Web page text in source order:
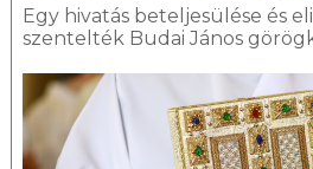
Egy hivatás beteljesülése és
szentelték Budai János